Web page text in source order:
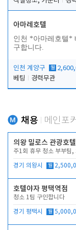
아마레호텔
인천 *아마레호텔*
구합니다.
인천 계양구 월
베팅
경력무관
채용 메인포
의왕 밀로스 관광호텔
주1회 휴무 청소 부부팀
경기 의왕시 월
호텔야자 평택역점
청소 1팀 구인합니다
경기 평택시 월